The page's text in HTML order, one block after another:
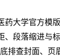
药大学官方模
、段落缩进与
排查封面、页